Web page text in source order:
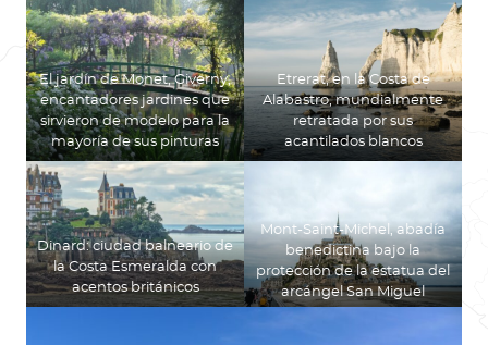
El jardín de Monet, Giverny,
encantadores jardines que
sirvieron de modelo para la
mayoría de sus pinturas
Etrerat, en la Costa de
Alabastro, mundialmente
retratada por sus
acantilados blancos
Dinard: ciudad balneario de
la Costa Esmeralda con
acentos británicos
Mont-Saint-Michel, abadía
benedictina bajo la
protección de la estatua del
arcángel San Miguel